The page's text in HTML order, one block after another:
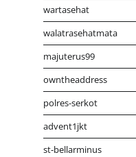
wartasehat
walatrasehatmata
majuterus99
owntheaddress
polres-serkot
advent1jkt
st-bellarminus